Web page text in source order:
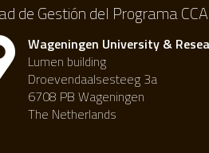
de Gestión del Programa
Wageningen University &
Lumen building
Droevendaalsesteeg 3a
6708 PB Wageningen
The Netherlands